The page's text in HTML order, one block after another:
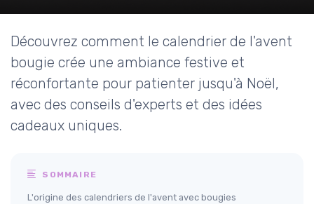
Découvrez comment le calendrier de l'avent
bougie crée une ambiance festive et
réconfortante pour patienter jusqu'à Noël,
avec des conseils d'experts et des idées
cadeaux uniques.
SOMMAIRE
L'origine des calendriers de l'avent avec bougies